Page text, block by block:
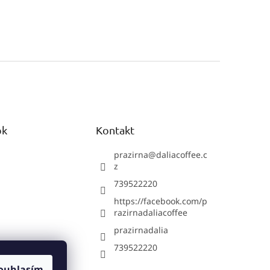
Kontakt
prazirna@daliacoffee.c
z
739522220
https://facebook.com/p
razirnadaliacoffee
prazirnadalia
739522220